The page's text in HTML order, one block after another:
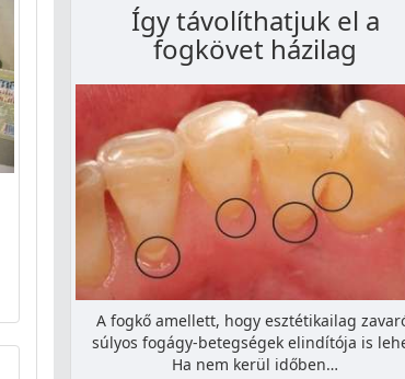
Így távolíthatjuk el a
fogkövet házilag
A fogkő amellett, hogy esztétikailag
súlyos fogágy-betegségek elindítója is
Ha nem kerül időben…